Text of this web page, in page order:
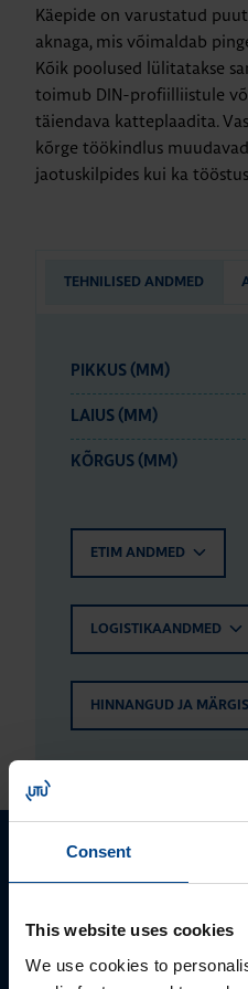
Consent
This website uses cookies
We use cookies to
Käepide on varustatud
aknaga, mis võimaldab
Kõik poolused lülitatakse
toimub DIN-profiilliistule
täiendava katteplaadita.
kõrge töökindlus
jaotuskilpides kui ka
TEHNILISED ANDMED
PIKKUS (MM)
LAIUS (MM)
KÕRGUS (MM)
ETIM ANDMED
LOGISTIKAANDMED
HINNANGUD JA